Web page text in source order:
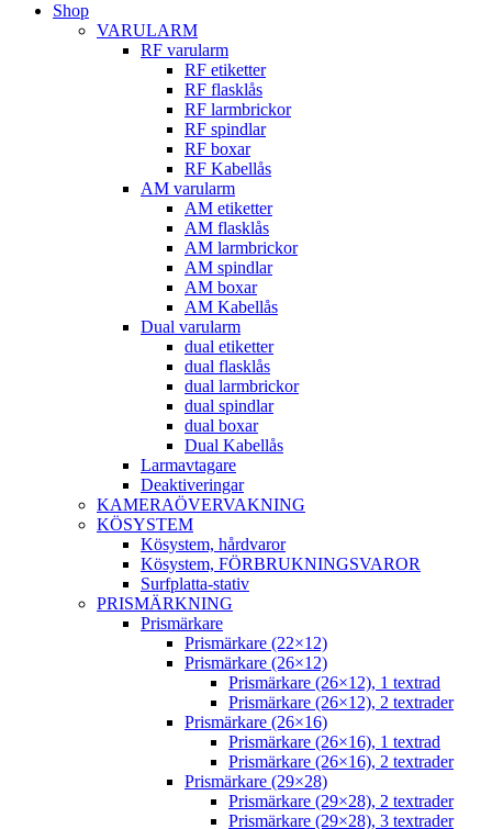
Shop
VARULARM
RF varularm
RF etiketter
RF flasklås
RF larmbrickor
RF spindlar
RF boxar
RF Kabellås
AM varularm
AM etiketter
AM flasklås
AM larmbrickor
AM spindlar
AM boxar
AM Kabellås
Dual varularm
dual etiketter
dual flasklås
dual larmbrickor
dual spindlar
dual boxar
Dual Kabellås
Larmavtagare
Deaktiveringar
KAMERAÖVERVAKNING
KÖSYSTEM
Kösystem, hårdvaror
Kösystem, FÖRBRUKNINGSVAROR
Surfplatta-stativ
PRISMÄRKNING
Prismärkare
Prismärkare (22×12)
Prismärkare (26×12)
Prismärkare (26×12), 1 textrad
Prismärkare (26×12), 2 textrader
Prismärkare (26×16)
Prismärkare (26×16), 1 textrad
Prismärkare (26×16), 2 textrader
Prismärkare (29×28)
Prismärkare (29×28), 2 textrader
Prismärkare (29×28), 3 textrader